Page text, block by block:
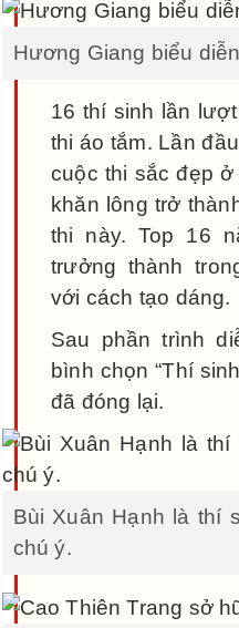
Hương Giang biểu
16 thí sinh lần
thi áo tắm. Lần
cuộc thi sắc đẹp
khăn lông trở
thi này. Top 16
trưởng thành
với cách tạo dáng.
Sau phần trình
bình chọn “Thí
đã đóng lại.
Bùi Xuân Hạnh là thí
chú ý.